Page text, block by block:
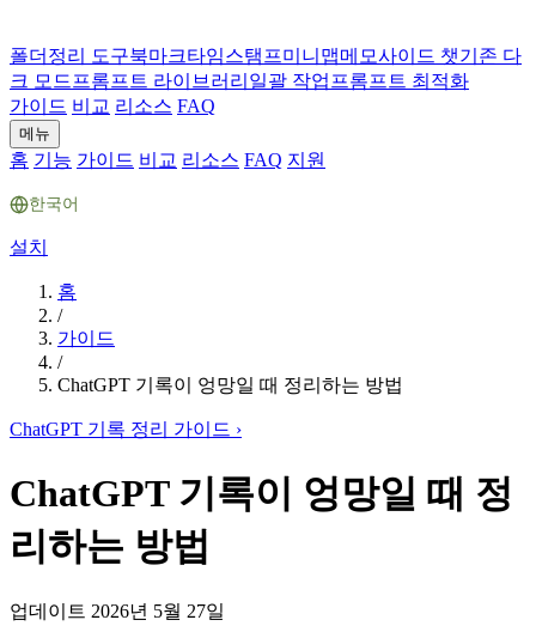
폴더 정리 도구북마크타임스탬프미니맵메모사이드 챗기존 다
크 모드 프롬프트 라이브러리 일괄 작업 프롬프트 최적화
가이드 비교 리소스 FAQ
메뉴
홈 기능 가이드 비교 리소스 FAQ 지원
한국어
설치
홈
/
가이드
/
ChatGPT 기록이 엉망일 때 정리하는 방법
ChatGPT 기록 정리 가이드 ›
ChatGPT 기록이 엉망일 때 정
리하는 방법
업데이트 2026년 5월 27일